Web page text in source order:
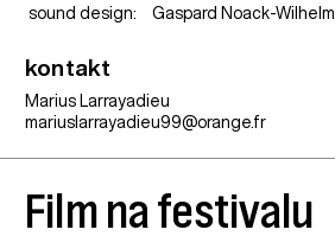
sound design:
Gaspard Noack-Wilhelm
kontakt
Marius Larrayadieu
mariuslarrayadieu99@orange.fr
Film na festivalu